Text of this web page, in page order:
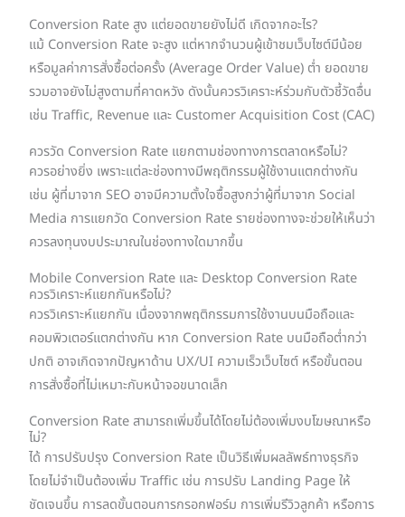
Conversion Rate สูง แต่ยอดขายยังไม่ดี เกิดจากอะไร?
แม้ Conversion Rate จะสูง แต่หากจำนวนผู้เข้าชมเว็บไซต์มีน้อย
หรือมูลค่าการสั่งซื้อต่อครั้ง (Average Order Value) ต่ำ ยอดขาย
รวมอาจยังไม่สูงตามที่คาดหวัง ดังนั้นควรวิเคราะห์ร่วมกับตัวชี้วัดอื่น
เช่น Traffic, Revenue และ Customer Acquisition Cost (CAC)
ควรวัด Conversion Rate แยกตามช่องทางการตลาดหรือไม่?
ควรอย่างยิ่ง เพราะแต่ละช่องทางมีพฤติกรรมผู้ใช้งานแตกต่างกัน
เช่น ผู้ที่มาจาก SEO อาจมีความตั้งใจซื้อสูงกว่าผู้ที่มาจาก Social
Media การแยกวัด Conversion Rate รายช่องทางจะช่วยให้เห็นว่า
ควรลงทุนงบประมาณในช่องทางใดมากขึ้น
Mobile Conversion Rate และ Desktop Conversion Rate
ควรวิเคราะห์แยกกันหรือไม่?
ควรวิเคราะห์แยกกัน เนื่องจากพฤติกรรมการใช้งานบนมือถือและ
คอมพิวเตอร์แตกต่างกัน หาก Conversion Rate บนมือถือต่ำกว่า
ปกติ อาจเกิดจากปัญหาด้าน UX/UI ความเร็วเว็บไซต์ หรือขั้นตอน
การสั่งซื้อที่ไม่เหมาะกับหน้าจอขนาดเล็ก
Conversion Rate สามารถเพิ่มขึ้นได้โดยไม่ต้องเพิ่มงบโฆษณาหรือ
ไม่?
ได้ การปรับปรุง Conversion Rate เป็นวิธีเพิ่มผลลัพธ์ทางธุรกิจ
โดยไม่จำเป็นต้องเพิ่ม Traffic เช่น การปรับ Landing Page ให้
ชัดเจนขึ้น การลดขั้นตอนการกรอกฟอร์ม การเพิ่มรีวิวลูกค้า หรือการ